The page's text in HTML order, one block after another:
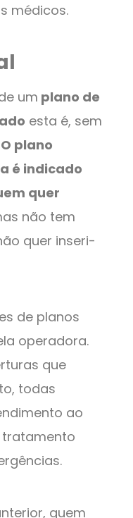
médicos.
um plano de
esta é, sem
O plano
é indicado
quer
não tem
quer inseri-
de planos
operadora.
que
todas
ao
tratamento
quem